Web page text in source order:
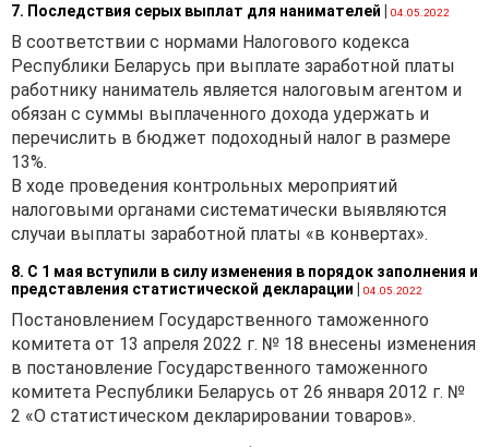
7. Последствия серых выплат для нанимателей | 04.05.2022
В соответствии с нормами Налогового кодекса
Республики Беларусь при выплате заработной платы
работнику наниматель является налоговым агентом и
обязан с суммы выплаченного дохода удержать и
перечислить в бюджет подоходный налог в размере
13%.
В ходе проведения контрольных мероприятий
налоговыми органами систематически выявляются
случаи выплаты заработной платы «в конвертах».
8. С 1 мая вступили в силу изменения в порядок заполнения и
представления статистической декларации | 04.05.2022
Постановлением Государственного таможенного
комитета от 13 апреля 2022 г. № 18 внесены изменения
в постановление Государственного таможенного
комитета Республики Беларусь от 26 января 2012 г. №
2 «О статистическом декларировании товаров».